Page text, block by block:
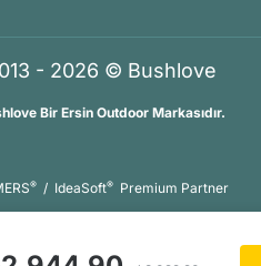
- 2026 © Bushlove
Bir Ersin Outdoor Markasıdır.
® / IdeaSoft® Premium Partner